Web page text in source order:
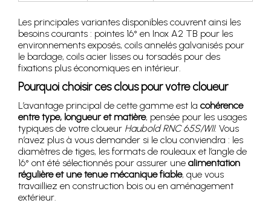
Les principales variantes disponibles couvrent ainsi les
besoins courants : pointes 16° en Inox A2 TB pour les
environnements exposés, coils annelés galvanisés pour
le bardage, coils acier lisses ou torsadés pour des
fixations plus économiques en intérieur.
Pourquoi choisir ces clous pour votre cloueur
L’avantage principal de cette gamme est la cohérence
entre type, longueur et matière, pensée pour les usages
typiques de votre cloueur Haubold RNC 65S/WII. Vous
n’avez plus à vous demander si le clou conviendra : les
diamètres de tiges, les formats de rouleaux et l’angle de
16° ont été sélectionnés pour assurer une alimentation
régulière et une tenue mécanique fiable, que vous
travailliez en construction bois ou en aménagement
extérieur.